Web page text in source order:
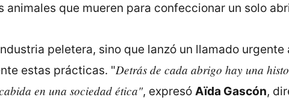
animales que mueren para confeccionar un solo
peletera, sino que lanzó un llamado urgente
estas prácticas. "Detrás de cada abrigo hay una
en una sociedad ética", expresó Aïda Gascón,